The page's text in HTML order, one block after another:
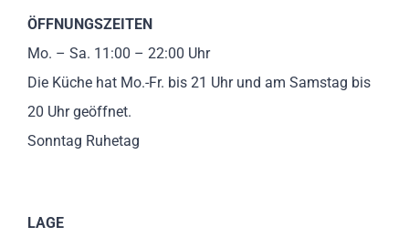
ÖFFNUNGSZEITEN
Mo. – Sa. 11:00 – 22:00 Uhr
Die Küche hat Mo.-Fr. bis 21 Uhr und am Samstag bis
20 Uhr geöffnet.
Sonntag Ruhetag
LAGE